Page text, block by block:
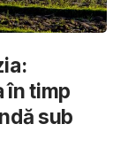
în timp
sub